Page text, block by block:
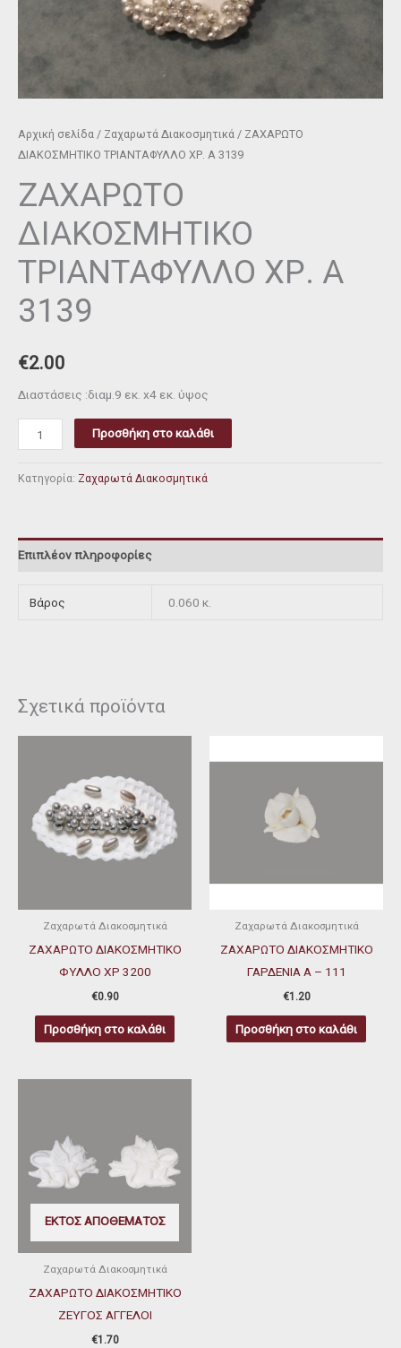
Αρχική σελίδα / Ζαχαρωτά Διακοσμητικά / ΖΑΧΑΡΩΤΟ
ΔΙΑΚΟΣΜΗΤΙΚΟ ΤΡΙΑΝΤΑΦΥΛΛΟ ΧΡ. Α 3139
ΖΑΧΑΡΩΤΟ
ΔΙΑΚΟΣΜΗΤΙΚΟ
ΤΡΙΑΝΤΑΦΥΛΛΟ ΧΡ. Α
3139
€2.00
Διαστάσεις :διαμ.9 εκ. x4 εκ. ύψος
Προσθήκη στο καλάθι
Κατηγορία: Ζαχαρωτά Διακοσμητικά
Επιπλέον πληροφορίες
Βάρος 0.060 κ.
Σχετικά προϊόντα
Ζαχαρωτά Διακοσμητικά
ΖΑΧΑΡΩΤΟ ΔΙΑΚΟΣΜΗΤΙΚΟ
ΦΥΛΛΟ ΧΡ 3200
€0.90
Προσθήκη στο καλάθι
Ζαχαρωτά Διακοσμητικά
ΖΑΧΑΡΩΤΟ ΔΙΑΚΟΣΜΗΤΙΚΟ
ΓΑΡΔΕΝΙΑ Α – 111
€1.20
Προσθήκη στο καλάθι
ΕΚΤΌΣ ΑΠΟΘΈΜΑΤΟΣ
Ζαχαρωτά Διακοσμητικά
ΖΑΧΑΡΩΤΟ ΔΙΑΚΟΣΜΗΤΙΚΟ
ΖΕΥΓΟΣ ΑΓΓΕΛΟΙ
€1.70